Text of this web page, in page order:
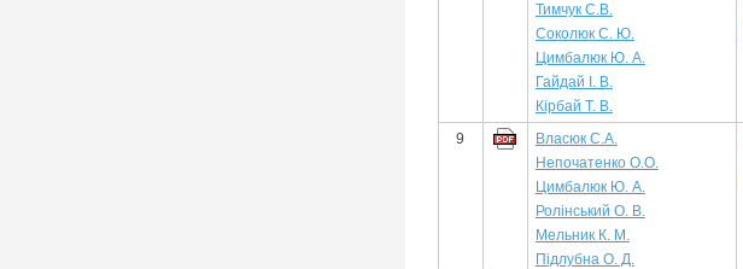
Тимчук С.В.
Соколюк С. Ю.
Цимбалюк Ю. А.
Гайдай І. В.
Кірбай Т. В.
9
Власюк С.А.
Непочатенко О.О.
Цимбалюк Ю. А.
Ролінський О. В.
Мельник К. М.
Підлубна О. Д.